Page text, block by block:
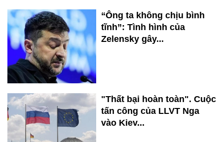
“Ông ta không chịu bình
tĩnh”: Tình hình của
Zelensky gây...
"Thất bại hoàn toàn". Cuộc
tấn công của LLVT Nga
vào Kiev...